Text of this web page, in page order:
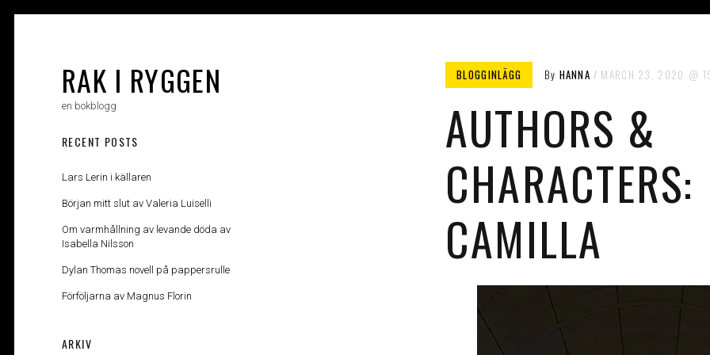
RAK I RYGGEN
en bokblogg
BLOGGINLÄGG By HANNA MARCH 23, 2020
AUTHORS &
CHARACTERS:
CAMILLA
RECENT POSTS
Lars Lerin i källaren
Början mitt slut av Valeria Luiselli
Om varmhållning av levande döda av
Isabella Nilsson
Dylan Thomas novell på pappersrulle
Förföljarna av Magnus Florin
ARKIV